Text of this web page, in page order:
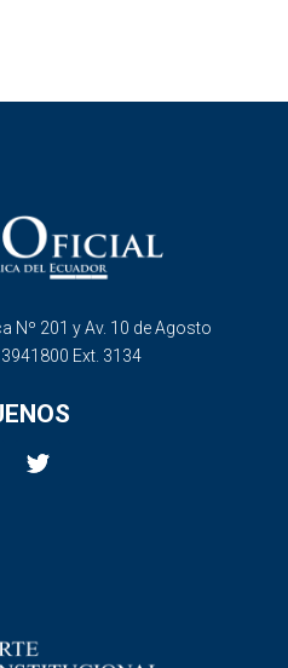
Nº 201 y Av. 10 de Agosto
3941800 Ext. 3134